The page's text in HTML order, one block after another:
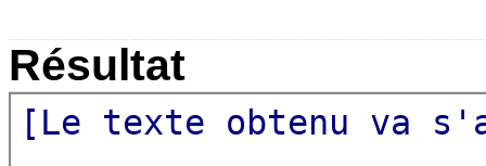
Résultat
[Le texte obtenu va